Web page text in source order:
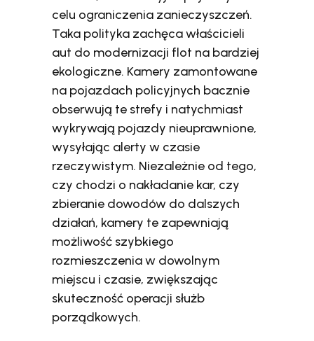
celu ograniczenia zanieczyszczeń.
Taka polityka zachęca właścicieli
aut do modernizacji flot na bardziej
ekologiczne. Kamery zamontowane
na pojazdach policyjnych bacznie
obserwują te strefy i natychmiast
wykrywają pojazdy nieuprawnione,
wysyłając alerty w czasie
rzeczywistym. Niezależnie od tego,
czy chodzi o nakładanie kar, czy
zbieranie dowodów do dalszych
działań, kamery te zapewniają
możliwość szybkiego
rozmieszczenia w dowolnym
miejscu i czasie, zwiększając
skuteczność operacji służb
porządkowych.